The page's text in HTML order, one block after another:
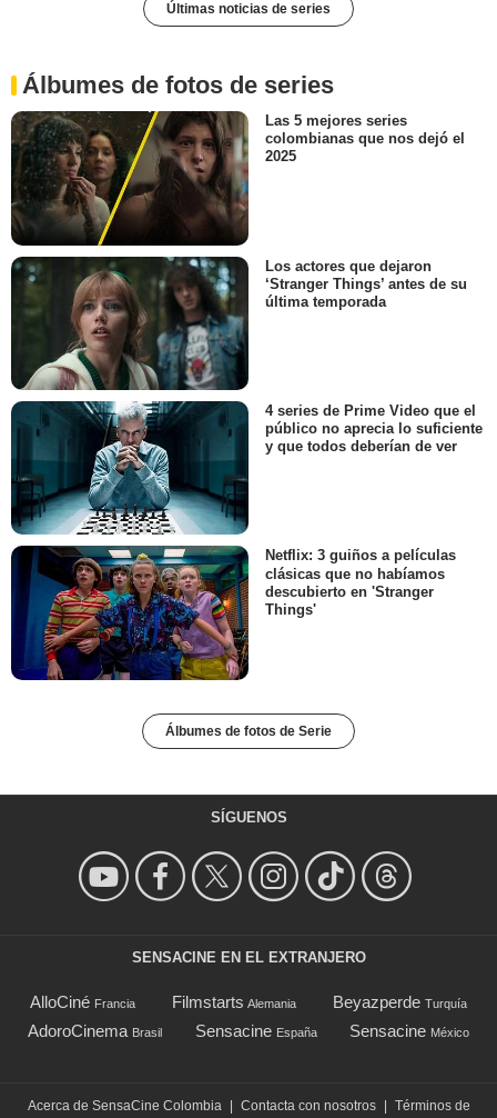
Últimas noticias de series
Álbumes de fotos de series
Las 5 mejores series
colombianas que nos dejó el
2025
Los actores que dejaron
‘Stranger Things’ antes de su
última temporada
4 series de Prime Video que el
público no aprecia lo suficiente
y que todos deberían de ver
Netflix: 3 guiños a películas
clásicas que no habíamos
descubierto en 'Stranger
Things'
Álbumes de fotos de Serie
SÍGUENOS
SENSACINE EN EL EXTRANJERO
AlloCiné Francia Filmstarts Alemania Beyazperde Turquía
AdoroCinema Brasil Sensacine España Sensacine México
Acerca de SensaCine Colombia | Contacta con nosotros | Términos de